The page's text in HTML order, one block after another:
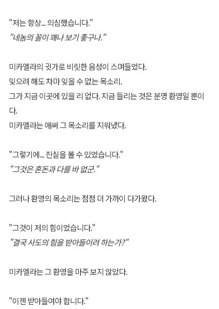
"저는 항상... 의심했습니다."
"네놈의 꼴이 꽤나 보기 좋구나."
미카엘라의 귓가로 비릿한 음성이 스며들었다.
잊으려 해도 차마 잊을 수 없는 목소리.
그가 지금 이곳에 있을 리 없다. 지금 들리는 것은 분명 환영일 뿐이
다.
미카엘라는 애써 그 목소리를 지워냈다.
"그렇기에... 진실을 볼 수 있었습니다."
"그것은 혼돈과 다를 바 없군."
그러나 환영의 목소리는 점점 더 가까이 다가왔다.
"그것이 저의 힘이었습니다."
"결국 사도의 힘을 받아들이려 하는가?"
미카엘라는 그 환영을 마주 보지 않았다.
"이젠 받아들여야 합니다."